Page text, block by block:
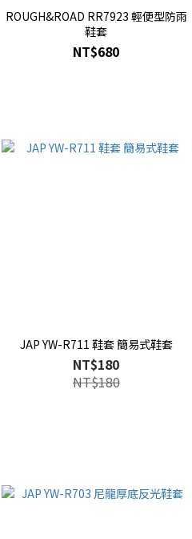
ROUGH&ROAD RR7923 輕便型防雨
鞋套
NT$680
JAP YW-R711 鞋套 簡易式鞋套
NT$180
NT$180